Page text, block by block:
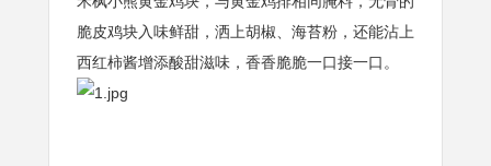
脆皮鸡块入味鲜甜，洒上胡椒、海苔粉，还能沾上
西红柿酱增添酸甜滋味，香香脆脆一口接一口。